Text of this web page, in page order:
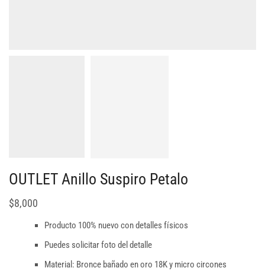
OUTLET Anillo Suspiro Petalo
$8,000
Producto 100% nuevo con detalles físicos
Puedes solicitar foto del detalle
Material: Bronce bañado en oro 18K y micro circones